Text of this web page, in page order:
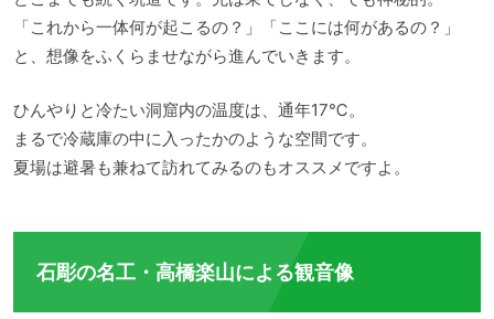
「これから一体何が起こるの？」「ここには何があるの？」
と、想像をふくらませながら進んでいきます。
ひんやりと冷たい洞窟内の温度は、通年17℃。
まるで冷蔵庫の中に入ったかのような空間です。
夏場は避暑も兼ねて訪れてみるのもオススメですよ。
石彫の名工・高橋楽山による観音像